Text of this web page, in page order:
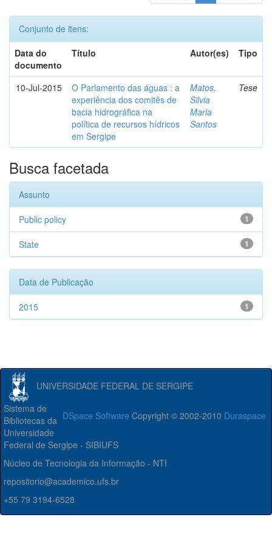
Conjunto de itens:
Data do
documento
Título Autor(es) Tipo
10-Jul-2015
O Parlamento das águas : a
experiência dos comitês de
bacia hidrográfica na
política de recursos hídricos
em Sergipe
Matos,
Silvia
Maria
Santos
Tese
Busca facetada
Assunto
1
Public policy
1
State
Data de Publicação
1
2015
UNIVERSIDADE FEDERAL DE SERGIPE
DSpace Software Copyright © 2002-2010 Duraspace
Sistema de
Bibliotecas da
Universidade
Federal de Sergipe - SIBIUFS
Núcleo de Tecnologia da Informação - NTI
repositorio@academico.ufs.br
+55 79 3194-6528